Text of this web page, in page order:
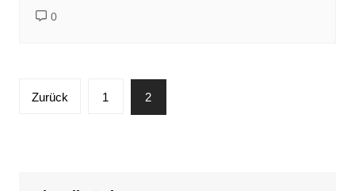
0
Seitennummerierung
Zurück 1 2